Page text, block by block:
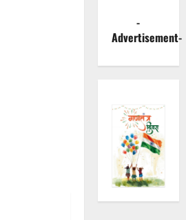
-
Advertisement-